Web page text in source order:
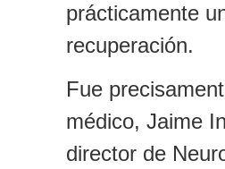
prácticamente
recuperación.
Fue
médico, Jaime
director de